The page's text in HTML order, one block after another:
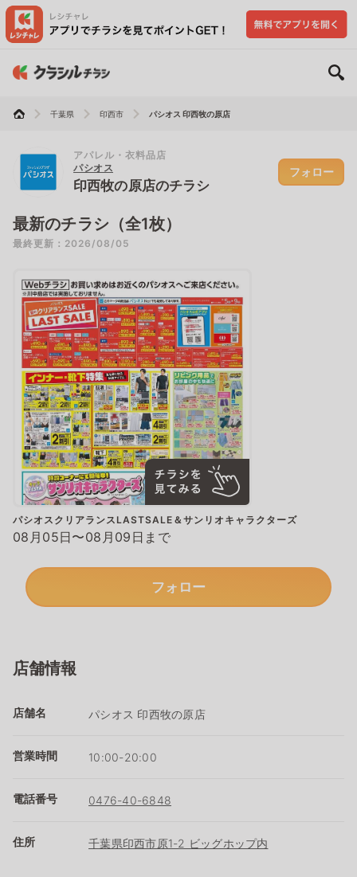
千葉県 印西市 パシオス 印西牧の原店
アパレル・衣料品店
パシオス
印西牧の原店のチラシ
フォロー
最新のチラシ（全1枚）
最終更新：2026/08/05
パシオスクリアランスLASTSALE＆サンリオキャラクターズ
08月05日〜08月09日まで
フォロー
店舗情報
店舗名 パシオス 印西牧の原店
営業時間 10:00-20:00
電話番号 0476-40-6848
住所 千葉県印西市原1-2 ビッグホップ内